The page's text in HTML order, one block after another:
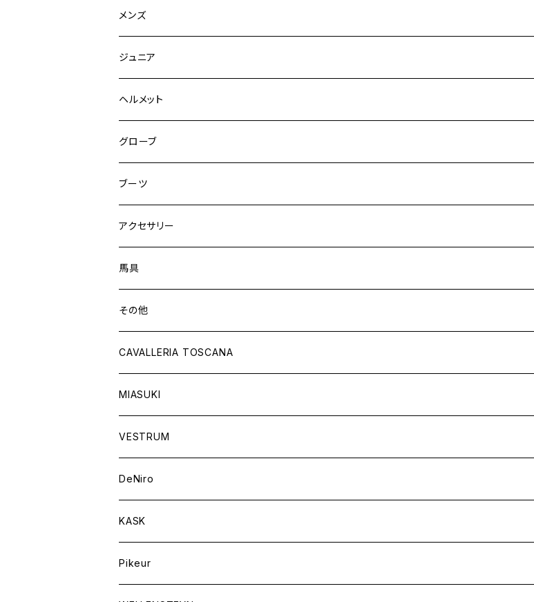
競技用ジャケット
キュロット
フルグリップ
ニーグリップ
シャツ
ウェア
アウター
シャツ
メンズ
競技用ジャケット
キュロット
フルグリップ
ニーグリップ
シャツ
ウェア
アウター
シャツ
ジュニア
キュロット
ウエア
ヘルメット
グローブ
ブーツ
ロングブーツ（既製品）
オーダーロングブーツ
ショートブーツ
チャップス
アクセサリー
ベルト
グローブ
ソックス
キャップ
アスコットタイ
バッグ
ネクタイ
スカーフ
馬具
サドルパッド
イヤーネット
バンデージ
ラグ
その他
CAVALLERIA TOSCANA
レディス
競技用ジャケット
キュロット
メンズ
競技用ジャケット
キュロット
MIASUKI
VESTRUM
DeNiro
KASK
Pikeur